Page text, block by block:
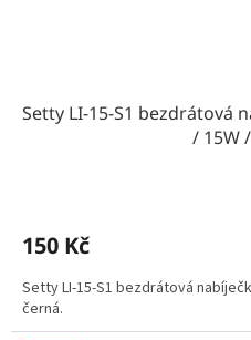
Setty LI-15-S1 bezdrátová
/ 15W
150 Kč
Setty LI-15-S1 bezdrátová
černá.